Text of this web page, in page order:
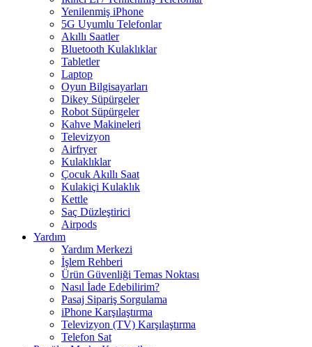
Yenilenmiş iPhone
5G Uyumlu Telefonlar
Akıllı Saatler
Bluetooth Kulaklıklar
Tabletler
Laptop
Oyun Bilgisayarları
Dikey Süpürgeler
Robot Süpürgeler
Kahve Makineleri
Televizyon
Airfryer
Kulaklıklar
Çocuk Akıllı Saat
Kulakiçi Kulaklık
Kettle
Saç Düzleştirici
Airpods
Yardım
Yardım Merkezi
İşlem Rehberi
Ürün Güvenliği Temas Noktası
Nasıl İade Edebilirim?
Pasaj Sipariş Sorgulama
iPhone Karşılaştırma
Televizyon (TV) Karşılaştırma
Telefon Sat